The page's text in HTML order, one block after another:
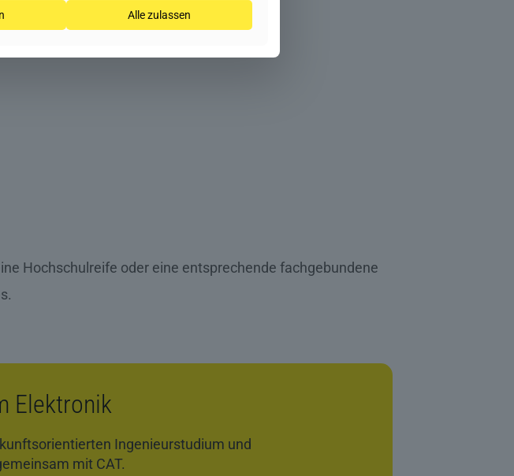
Hochschulreife oder eine entsprechende fachgebundene
Elektronik
Ingenieurstudium und
mit CAT.
Alle zulassen